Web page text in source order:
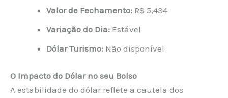
Valor de Fechamento: R$ 5,434
Variação do Dia: Estável
Dólar Turismo: Não disponível
O Impacto do Dólar no seu Bolso
A estabilidade do dólar reflete a cautela dos